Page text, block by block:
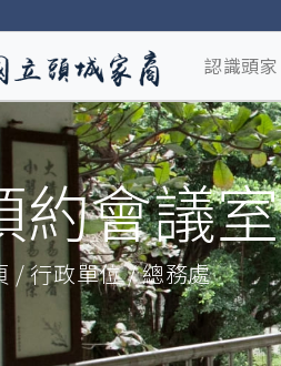
認識頭家
約會議室
/ 行政單位 / 總務處